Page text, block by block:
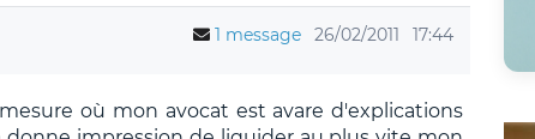
1 message 26/02/2011 17:44
où mon avocat est avare d'explications